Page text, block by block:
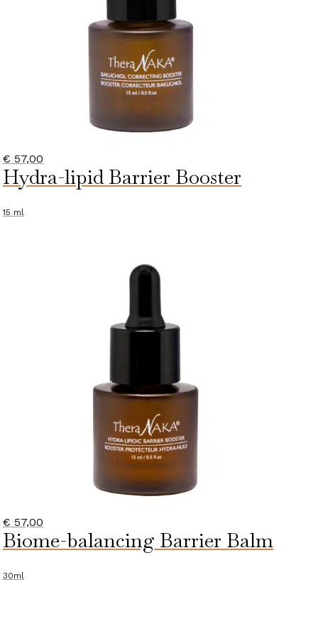
€ 57,00
Hydra-lipid Barrier Booster
15 ml
€ 57,00
Biome-balancing Barrier Balm
30ml